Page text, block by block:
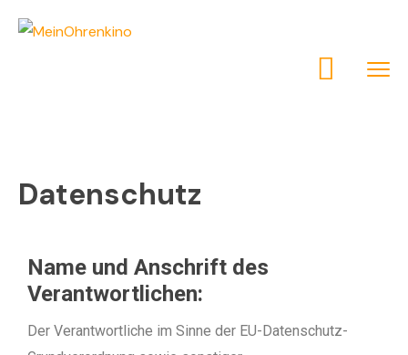
Datenschutz
Name und Anschrift des
Verantwortlichen:
Der Verantwortliche im Sinne der EU-Datenschutz-